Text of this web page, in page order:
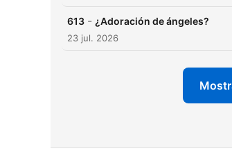
613 - ¿Adoración de ángeles?
23 jul. 2026